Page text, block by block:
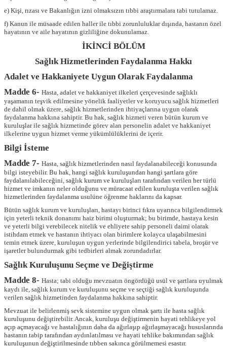
e) Kişi, rızası ve Bakanlığın izni olmaksızın tıbbi araştırmalara tabi tutulamaz.
f) Kanun ile müsaade edilen haller ile tıbbi zorunluluklar dışında, hastanın özel
hayatının ve aile hayatının gizliliğine dokunulamaz.
İKİNCİ BÖLÜM
Sağlık Hizmetlerinden Faydalanma Hakkı
Adalet ve Hakkaniyete Uygun Olarak Faydalanma
Madde 6- Hasta, adalet ve hakkaniyet ilkeleri çerçevesinde sağlıklı
yaşamanın teşvik edilmesine yönelik faaliyetler ve koruyucu sağlık hizmetleri
de dahil olmak üzere, sağlık hizmetlerinden ihtiyaçlarına uygun olarak
faydalanma hakkına sahiptir. Bu hak, sağlık hizmeti veren bütün kurum ve
kuruluşlar ile sağlık hizmetinde görev alan personelin adalet ve hakkaniyet
ilkelerine uygun hizmet verme yükümlülüklerini de içerir.
Bilgi İsteme
Madde 7- Hasta, sağlık hizmetlerinden nasıl faydalanabileceği konusunda
bilgi isteyebilir. Bu hak, hangi sağlık kuruluşundan hangi şartlara göre
faydalanılabileceğini, sağlık kurum ve kuruluşları tarafından verilen her türlü
hizmet ve imkanın neler olduğunu ve müracaat edilen kuruluşta verilen sağlık
hizmetlerinden faydalanma usulüne öğrenme haklarını da kapsar.
Bütün sağlık kurum ve kuruluşları, hastayı birinci fıkra uyarınca bilgilendirmek
için yeterli teknik donanımı haiz birimi oluşturmak; bu birimde, hastaya kesin
ve yeterli bilgi verebilecek nitelik ve ehliyete sahip personeli daimi olarak
istihdam etmek ve hastanın ihtiyacı olan birimlere kolayca ulaşabilmesini
temin etmek üzere, kuruluşun uygun yerlerinde bilgilendirici tabela, broşür ve
işaretler bulundurmak gibi tedbirleri almak zorundadırlar.
Sağlık Kuruluşunu Seçme ve Değiştirme
Madde 8- Hasta; tabi olduğu mevzuatın öngördüğü usül ve şartlara uyulmak
kaydı ile, sağlık kurum ve kuruluşunu seçme ve seçtiği sağlık kuruluşunda
verilen sağlık hizmetinden faydalanma hakkına sahiptir.
Mevzuat ile belirlenmiş sevk sistemine uygun olmak şartı ile hasta sağlık
kuruluşunu değiştirebilir. Ancak, kuruluşu değiştirmenin hayati tehlikeye yol
açıp açmayacağı ve hastalığının daha da ağırlaşıp ağırlaşmayacağı hususlarında
hastanın tabip tarafından aydınlatılması ve hayati tehlike bakımından sağlık
kuruluşunun değiştirilmesinde tıbben sakınca görülmemesi esastır.